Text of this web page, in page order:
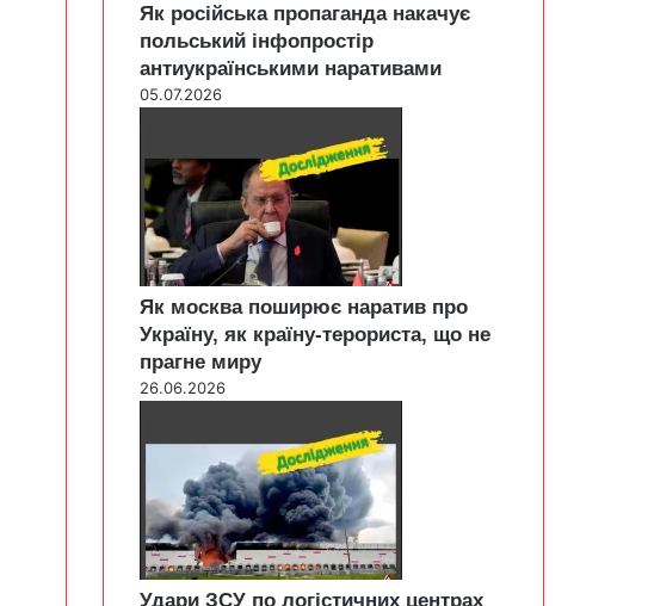
Як російська пропаганда накачує
польський інфопростір
антиукраїнськими наративами
05.07.2026
Як москва поширює наратив про
Україну, як країну-терориста, що не
прагне миру
26.06.2026
Удари ЗСУ по логістичних центрах